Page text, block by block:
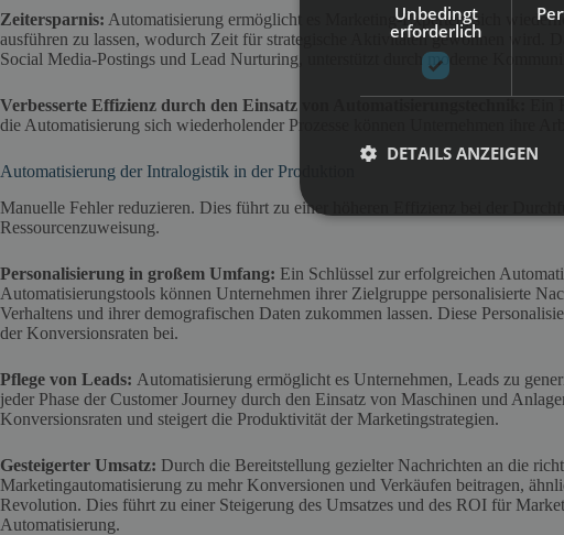
Zeitersparnis: Automatisierung ermöglicht es Marketing-Experten, sich
ausführen zu lassen, wodurch Zeit für strategische Aktivitäten gewonnen wird.
Social Media-Postings und Lead Nurturing, unterstützt durch moderne
Verbesserte Effizienz durch den Einsatz von Automatisierungstechnik:
die Automatisierung sich wiederholender Prozesse können Unternehmen ihre
Automatisierung der Intralogistik in der Produktion
Manuelle Fehler reduzieren. Dies führt zu einer höheren Effizienz bei der
Ressourcenzuweisung.
Personalisierung in großem Umfang: Ein Schlüssel zur erfolgreichen
Automatisierungstools können Unternehmen ihrer Zielgruppe personalisierte
Verhaltens und ihrer demografischen Daten zukommen lassen. Diese
der Konversionsraten bei.
Pflege von Leads: Automatisierung ermöglicht es Unternehmen, Leads zu
jeder Phase der Customer Journey durch den Einsatz von Maschinen und
Konversionsraten und steigert die Produktivität der Marketingstrategien.
Gesteigerter Umsatz: Durch die Bereitstellung gezielter Nachrichten an die
Marketingautomatisierung zu mehr Konversionen und Verkäufen beitragen,
Revolution. Dies führt zu einer Steigerung des Umsatzes und des ROI für
Automatisierung.
Unbedingt
erforderlich
DETAILS ANZEIGEN